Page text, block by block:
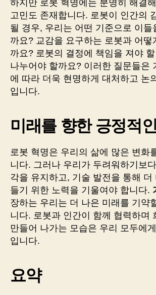
하지만 로봇 혁명에는 분명히 해결
고민도 존재합니다. 로봇이 인간의
될 경우, 우리는 어떤 기준으로 이들
까요? 교감을 요구하는 로봇과 어떻
까요? 로봇의 결정에 책임을 져야
나누어야 할까요? 이러한 질문들은
에 따라 더욱 현명하게 대처하고 논
입니다.
미래를 향한 긍정적
로봇 혁명은 우리의 삶에 많은 변화
니다. 그러나 우리가 두려워하기보
각을 유지하고, 기술 발전을 통해 더
들기 위한 노력을 기울여야 합니다.
장하는 우리는 더 나은 미래를 기약
니다. 로봇과 인간이 함께 협력하며
만들어 나가는 모습은 우리 모두에
입니다.
요약